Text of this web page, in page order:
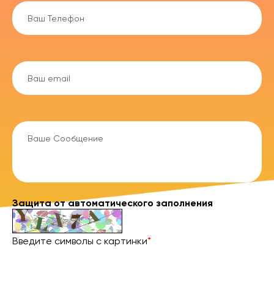
Защита от автоматического заполнения
Введите символы с картинки*